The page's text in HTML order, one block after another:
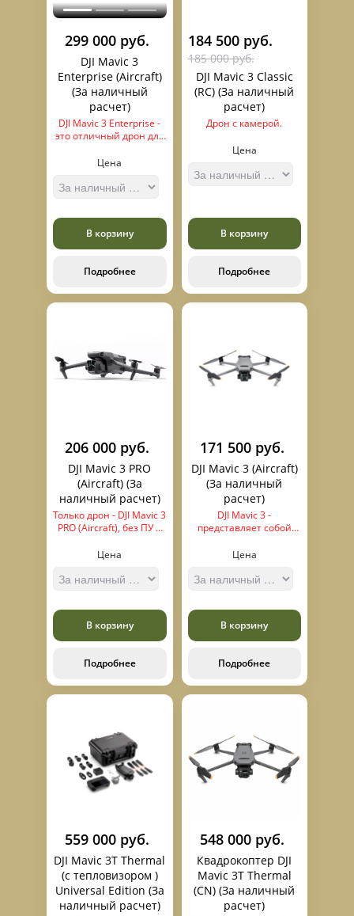
299 000 руб.
DJI Mavic 3
Enterprise (Aircraft)
(За наличный
расчет)
DJI Mavic 3 Enterprise -
это отличный дрон для
Доступна
версия для
операций, инспекций и
ночных операций.
Цена
В корзину
Подробнее
184 500 руб.
185 000 руб.
DJI Mavic 3 Classic
(RC) (За наличный
расчет)
Дрон с камерой.
Цена
В корзину
Подробнее
206 000 руб.
DJI Mavic 3 PRO
(Aircraft) (За
наличный расчет)
Только дрон - DJI Mavic 3
PRO (Aircraft), без ПУ и
Цена
В корзину
Подробнее
171 500 руб.
DJI Mavic 3 (Aircraft)
(За наличный
расчет)
DJI Mavic 3 -
представляет собой
который устанавливает
аэрофотосъемки и
Цена
В корзину
Подробнее
559 000 руб.
DJI Mavic 3T Thermal
(с тепловизором )
Universal Edition (За
наличный расчет)
548 000 руб.
Квадрокоптер DJI
Mavic 3T Thermal
(CN) (За наличный
расчет)